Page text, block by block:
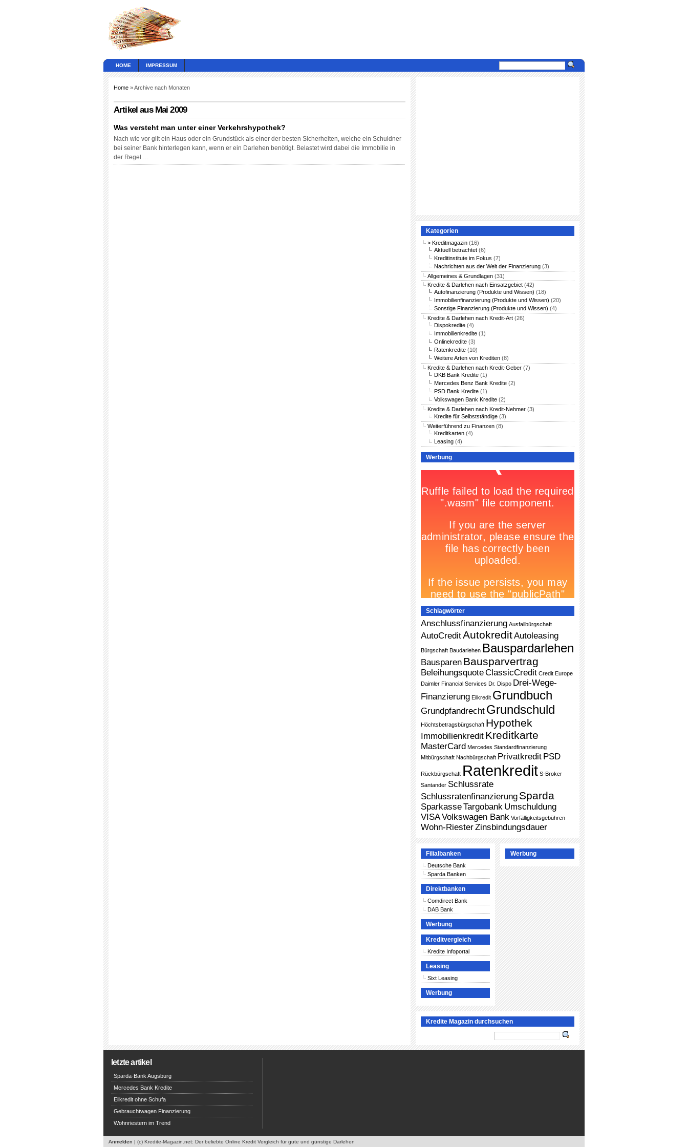
HOME IMPRESSUM
Home » Archive nach Monaten
Artikel aus Mai 2009
Was versteht man unter einer Verkehrshypothek?
Nach wie vor gilt ein Haus oder ein Grundstück als einer der besten Sicherheiten, welche ein Schuldner
bei seiner Bank hinterlegen kann, wenn er ein Darlehen benötigt. Belastet wird dabei die Immobilie in
der Regel …
Kategorien
> Kreditmagazin (16)
Aktuell betrachtet (6)
Kreditinstitute im Fokus (7)
Nachrichten aus der Welt der Finanzierung (3)
Allgemeines & Grundlagen (31)
Kredite & Darlehen nach Einsatzgebiet (42)
Autofinanzierung (Produkte und Wissen) (18)
Immobilienfinanzierung (Produkte und Wissen) (20)
Sonstige Finanzierung (Produkte und Wissen) (4)
Kredite & Darlehen nach Kredit-Art (26)
Dispokredite (4)
Immobilienkredite (1)
Onlinekredite (3)
Ratenkredite (10)
Weitere Arten von Krediten (8)
Kredite & Darlehen nach Kredit-Geber (7)
DKB Bank Kredite (1)
Mercedes Benz Bank Kredite (2)
PSD Bank Kredite (1)
Volkswagen Bank Kredite (2)
Kredite & Darlehen nach Kredit-Nehmer (3)
Kredite für Selbstständige (3)
Weiterführend zu Finanzen (8)
Kreditkarten (4)
Leasing (4)
Werbung
Schlagwörter
Anschlussfinanzierung Ausfallbürgschaft
AutoCreditAutokreditAutoleasing
Bürgschaft Baudarlehen Bauspardarlehen
Bausparen Bausparvertrag
BeleihungsquoteClassicCredit Credit Europe
Daimler Financial Services Dr. Dispo Drei-Wege-
Finanzierung Eilkredit Grundbuch
Grundpfandrecht Grundschuld
Höchtsbetragsbürgschaft Hypothek
Immobilienkredit Kreditkarte
MasterCard Mercedes Standardfinanzierung
Mitbürgschaft Nachbürgschaft Privatkredit PSD
Rückbürgschaft Ratenkredit S-Broker
Santander Schlussrate
Schlussratenfinanzierung Sparda
SparkasseTargobank Umschuldung
VISAVolkswagen Bank Vorfälligkeitsgebühren
Wohn-RiesterZinsbindungsdauer
Filialbanken
Deutsche Bank
Sparda Banken
Direktbanken
Comdirect Bank
DAB Bank
Werbung
Kreditvergleich
Kredite Infoportal
Leasing
Sixt Leasing
Werbung
Werbung
Kredite Magazin durchsuchen
letzte artikel
Sparda-Bank Augsburg
Mercedes Bank Kredite
Eilkredit ohne Schufa
Gebrauchtwagen Finanzierung
Wohnriestern im Trend
Anmelden | (c) Kredite-Magazin.net: Der beliebte Online Kredit Vergleich für gute und günstige Darlehen